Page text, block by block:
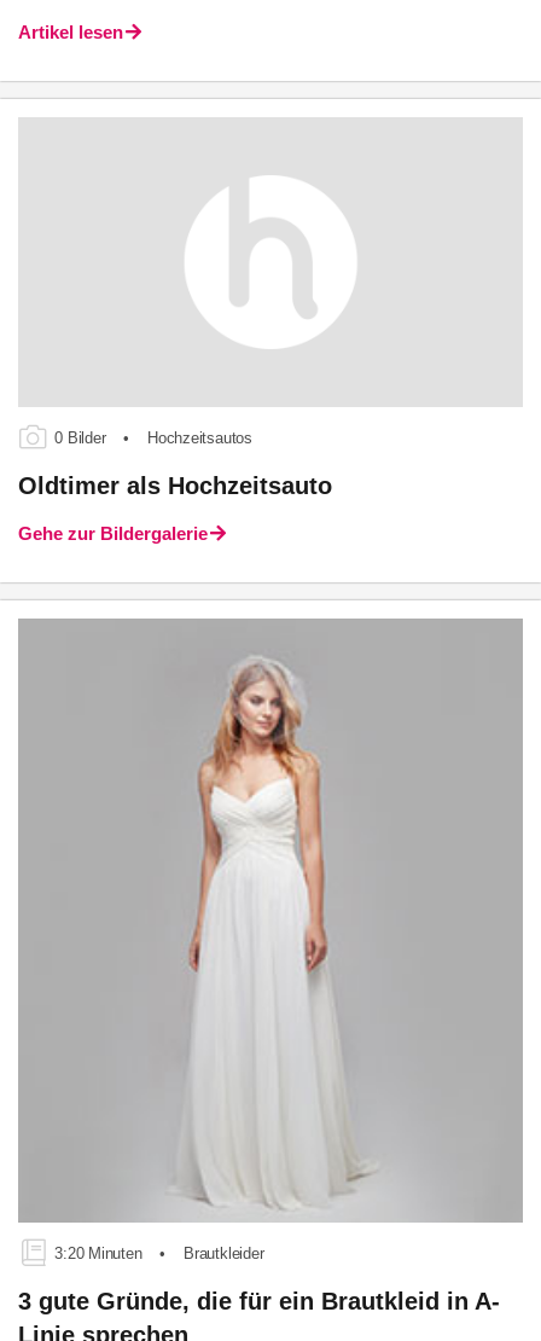
Artikel lesen
0 Bilder • Hochzeitsautos
Oldtimer als Hochzeitsauto
Gehe zur Bildergalerie
3:20 Minuten • Brautkleider
3 gute Gründe, die für ein Brautkleid in A-
Linie sprechen